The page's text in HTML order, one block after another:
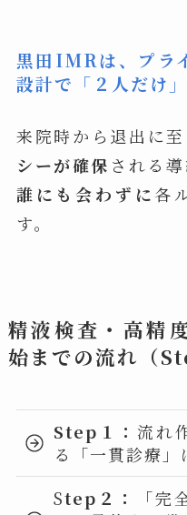
黒田IMRは、プラ
設計で「２人だけ
来院時から退出に至
シーが確保 される
誰にも会わずに各
す。
精液検査・高精
始までの流れ（
Step１： 流れ
る「一貫診療」
Step２：
「